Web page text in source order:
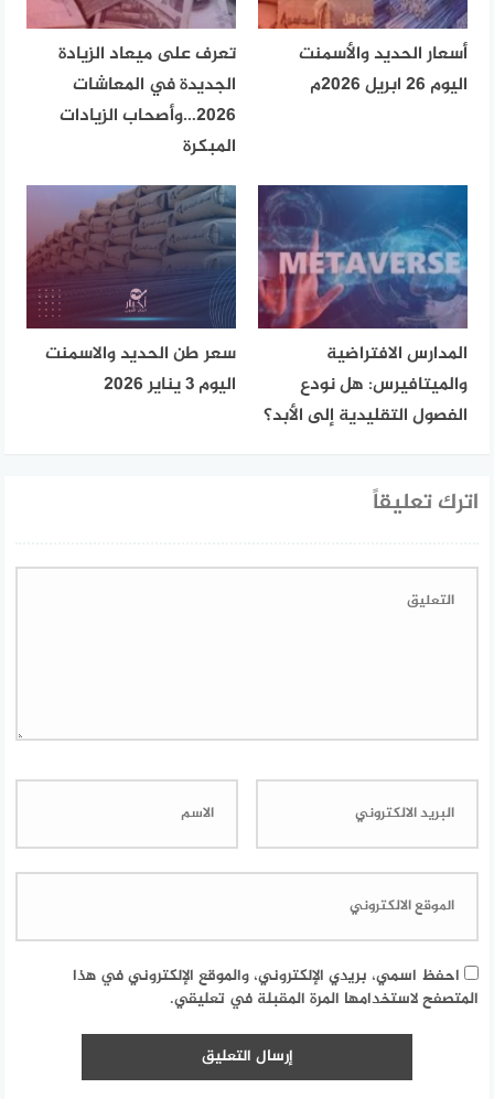
أسعار الحديد والأسمنت
اليوم 26 ابريل 2026م
تعرف على ميعاد الزيادة
الجديدة في المعاشات
2026…وأصحاب الزيادات
المبكرة
المدارس الافتراضية
والميتافيرس: هل نودع
الفصول التقليدية إلى الأبد؟
سعر طن الحديد والاسمنت
اليوم 3 يناير 2026
اترك تعليقاً
احفظ اسمي، بريدي الإلكتروني، والموقع الإلكتروني في هذا
المتصفح لاستخدامها المرة المقبلة في تعليقي.